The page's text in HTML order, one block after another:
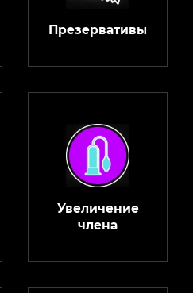
Презервативы
Увеличение
члена